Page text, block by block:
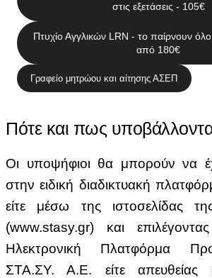
στις εξετάσεις - 105€
Πτυχίο Αγγλικών LRN - το παίρνουν
από 180€
Γραφείο μητρώου και αίτησης ΑΣΕΠ
Πότε και πως υποβάλλονται
Οι υποψήφιοι θα μπορούν να
στην ειδική διαδικτυακή
είτε μέσω της ιστοσελίδας
(www.stasy.gr) και
Ηλεκτρονική Πλατφόρμα
ΣΤΑ.ΣΥ. Α.Ε. είτε απευθείας